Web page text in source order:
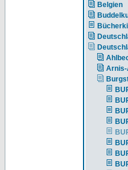
Belgien
Arnis-